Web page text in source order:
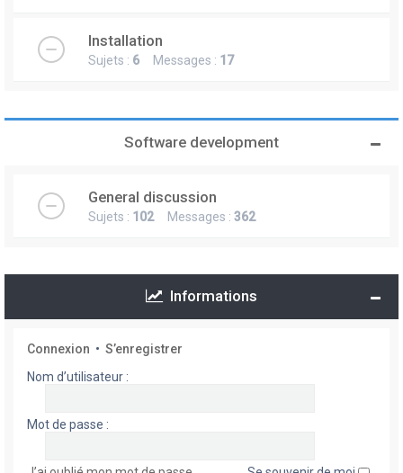
Installation
Sujets : 6 Messages : 17
Software development
General discussion
Sujets : 102Messages : 362
Informations
Connexion • S’enregistrer
Nom d’utilisateur :
Mot de passe :